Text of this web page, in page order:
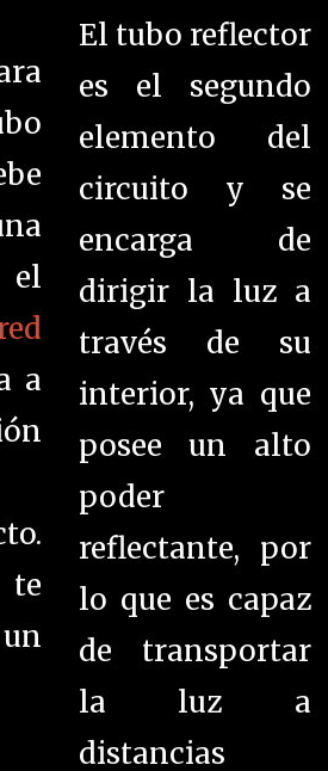
el
a
El tubo reflector
es el segundo
elemento del
circuito y se
encarga de
dirigir la luz a
través de su
interior, ya que
posee un alto
poder
reflectante, por
lo que es capaz
de transportar
la luz a
distancias